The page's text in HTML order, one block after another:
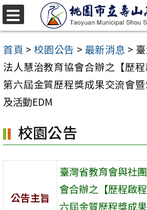
跳
至
主
要
內
容
首頁 > 校園公告 > 最新消息 >
法人慧治教育協會合辦之【歷程
第六屆金質歷程獎成果交流會
及活動EDM
校園公告
公告主旨
臺灣省教育會與社
會合辦之【歷程啟
六屆金質歷程獎成
選
單